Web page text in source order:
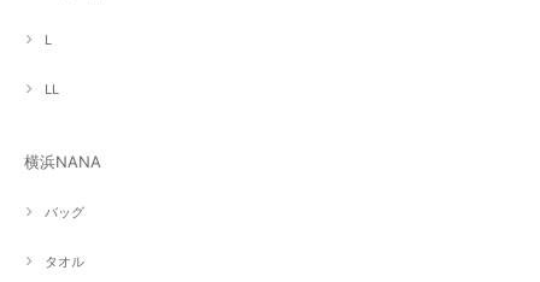
L
LL
横浜NANA
バッグ
タオル